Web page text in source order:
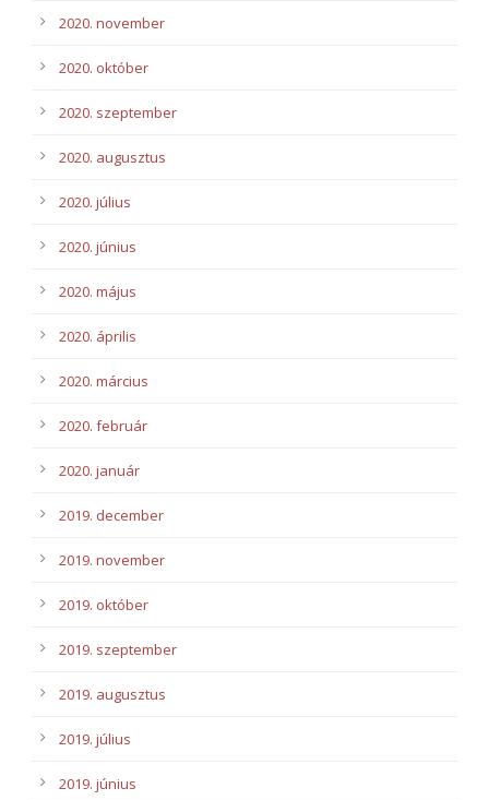
2020. november
2020. október
2020. szeptember
2020. augusztus
2020. július
2020. június
2020. május
2020. április
2020. március
2020. február
2020. január
2019. december
2019. november
2019. október
2019. szeptember
2019. augusztus
2019. július
2019. június